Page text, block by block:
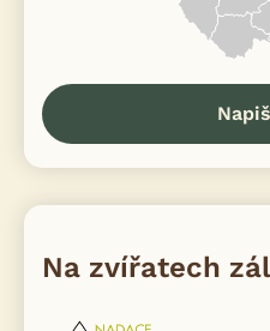
Na zvířatech